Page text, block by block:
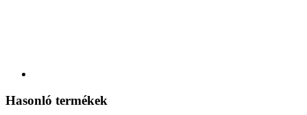
Hasonló termékek